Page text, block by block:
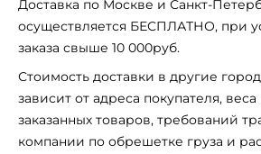
Доставка по Москве и Санкт-
осуществляется БЕСПЛАТНО, при
заказа свыше 10 000руб.
Стоимость доставки в другие
зависит от адреса покупателя,
заказанных товаров, требований
компании по обрешетке груза и